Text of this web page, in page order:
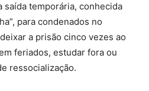
saída temporária, conhecida
para condenados no
a prisão cinco vezes ao
feriados, estudar fora ou
ressocialização.